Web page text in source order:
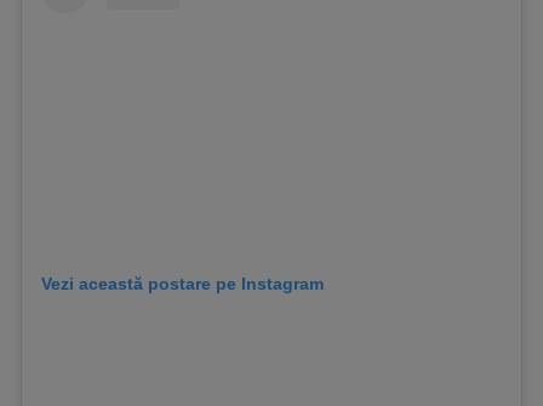
Vezi această postare pe Instagram